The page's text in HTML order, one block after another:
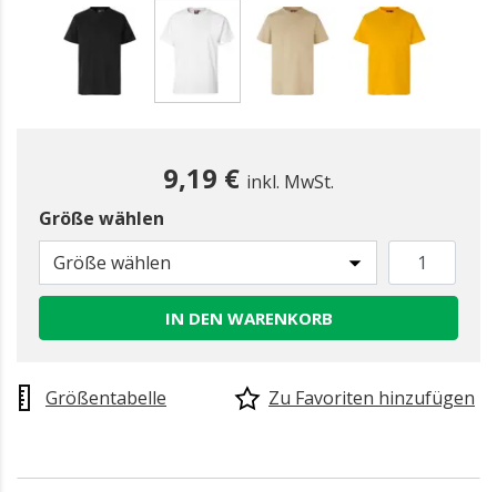
9,19 € inkl. MwSt.
Größe wählen
Größe wählen
IN DEN WARENKORB
Größentabelle Zu Favoriten hinzufügen